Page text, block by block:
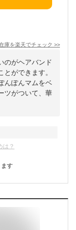
庫を楽天でチェック >>
のがヘアバンド
ができます。
んぽんマムをベ
ツがついて、華
は？
す